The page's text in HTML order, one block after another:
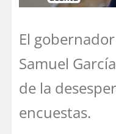
El
Samuel
de la
encuestas.